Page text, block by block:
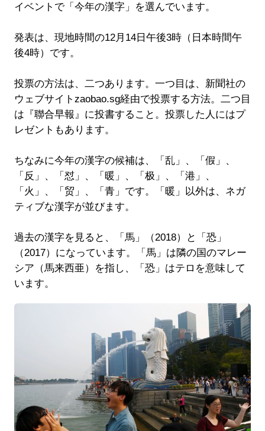
イベントで「今年の漢字」を選んでいます。
発表は、現地時間の12月14日午後3時（日本時間午
後4時）です。
投票の方法は、二つあります。一つ目は、新聞社の
ウェブサイトzaobao.sg経由で投票する方法。二つ目
は『聯合早報』に投書すること。投票した人にはプ
レゼントもあります。
ちなみに今年の漢字の候補は、「乱」、「假」、
「反」、「怼」、「暖」、「极」、「港」、
「火」、「贸」、「青」です。「暖」以外は、ネガ
ティブな漢字が並びます。
過去の漢字を見ると、「馬」（2018）と「恐」
（2017）になっています。「馬」は隣の国のマレー
シア（馬来西亜）を指し、「恐」はテロを意味して
います。